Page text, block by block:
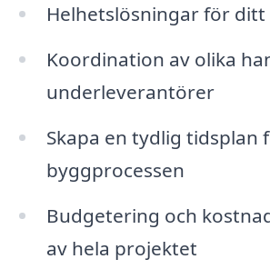
Helhetslösningar för
Koordination av olika
underleverantörer
Skapa en tydlig tidsplan
byggprocessen
Budgetering och
av hela projektet